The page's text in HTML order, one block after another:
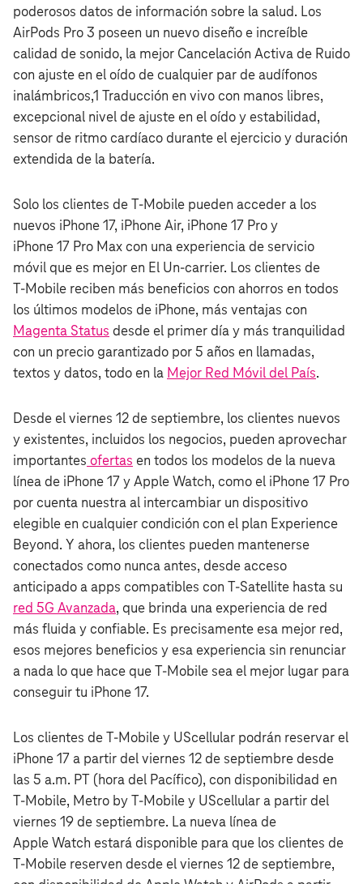
poderosos datos de información sobre la salud. Los
AirPods Pro 3 poseen un nuevo diseño e increíble
calidad de sonido, la mejor Cancelación Activa de Ruido
con ajuste en el oído de cualquier par de audífonos
inalámbricos,1 Traducción en vivo con manos libres,
excepcional nivel de ajuste en el oído y estabilidad,
sensor de ritmo cardíaco durante el ejercicio y duración
extendida de la batería.
Solo los clientes de T‑Mobile pueden acceder a los
nuevos iPhone 17, iPhone Air, iPhone 17 Pro y
iPhone 17 Pro Max con una experiencia de servicio
móvil que es mejor en El Un-carrier. Los clientes de
T‑Mobile reciben más beneficios con ahorros en todos
los últimos modelos de iPhone, más ventajas con
Magenta Status desde el primer día y más tranquilidad
con un precio garantizado por 5 años en llamadas,
textos y datos, todo en la Mejor Red Móvil del País.
Desde el viernes 12 de septiembre, los clientes nuevos
y existentes, incluidos los negocios, pueden aprovechar
importantes ofertas en todos los modelos de la nueva
línea de iPhone 17 y Apple Watch, como el iPhone 17 Pro
por cuenta nuestra al intercambiar un dispositivo
elegible en cualquier condición con el plan Experience
Beyond. Y ahora, los clientes pueden mantenerse
conectados como nunca antes, desde acceso
anticipado a apps compatibles con T-Satellite hasta su
red 5G Avanzada, que brinda una experiencia de red
más fluida y confiable. Es precisamente esa mejor red,
esos mejores beneficios y esa experiencia sin renunciar
a nada lo que hace que T‑Mobile sea el mejor lugar para
conseguir tu iPhone 17.
Los clientes de T‑Mobile y UScellular podrán reservar el
iPhone 17 a partir del viernes 12 de septiembre desde
las 5 a.m. PT (hora del Pacífico), con disponibilidad en
T‑Mobile, Metro by T‑Mobile y UScellular a partir del
viernes 19 de septiembre. La nueva línea de
Apple Watch estará disponible para que los clientes de
T‑Mobile reserven desde el viernes 12 de septiembre,